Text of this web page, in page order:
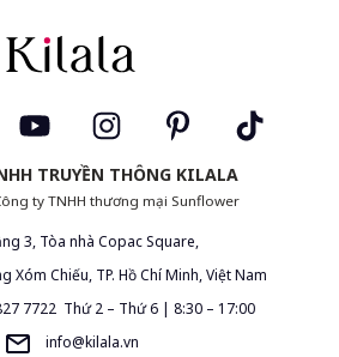
TRUYỀN THÔNG KILALA
ty TNHH thương mại Sunflower
3, Tòa nhà Copac Square,
Xóm Chiếu, TP. Hồ Chí Minh, Việt Nam
7722 Thứ 2 – Thứ 6 | 8:30 – 17:00
info@kilala.vn